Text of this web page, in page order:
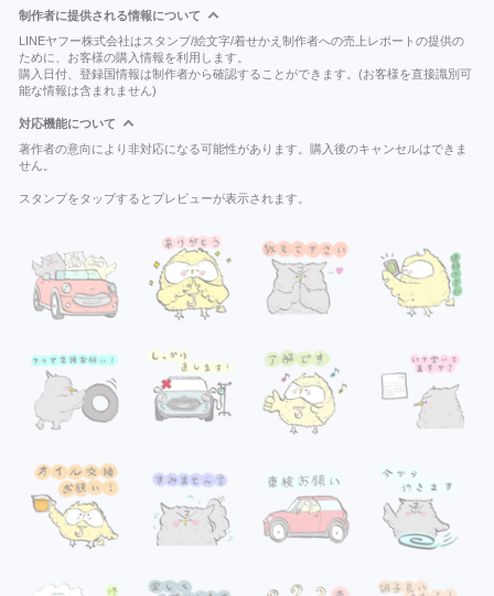
制作者に提供される情報について
LINEヤフー株式会社はスタンプ/絵文字/着せかえ制作者への売上レポートの提供の
ために、お客様の購入情報を利用します。
購入日付、登録国情報は制作者から確認することができます。(お客様を直接識別可
能な情報は含まれません)
対応機能について
著作者の意向により非対応になる可能性があります。購入後のキャンセルはできま
せん。
スタンプをタップするとプレビューが表示されます。